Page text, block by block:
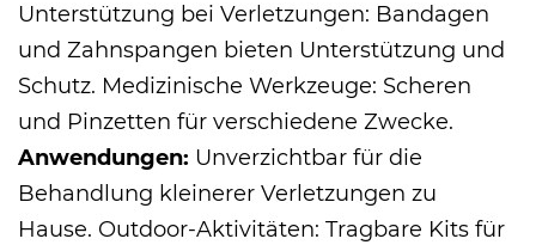
Unterstützung bei Verletzungen: Bandagen
und Zahnspangen bieten Unterstützung und
Schutz. Medizinische Werkzeuge: Scheren
und Pinzetten für verschiedene Zwecke.
Anwendungen: Unverzichtbar für die
Behandlung kleinerer Verletzungen zu
Hause. Outdoor-Aktivitäten: Tragbare Kits für